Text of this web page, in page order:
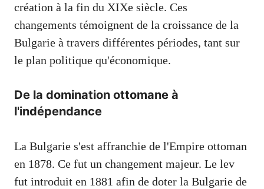
création à la fin du XIXe siècle. Ces
changements témoignent de la croissance de la
Bulgarie à travers différentes périodes, tant sur
le plan politique qu'économique.
De la domination ottomane à
l'indépendance
La Bulgarie s'est affranchie de l'Empire ottoman
en 1878. Ce fut un changement majeur. Le lev
fut introduit en 1881 afin de doter la Bulgarie de